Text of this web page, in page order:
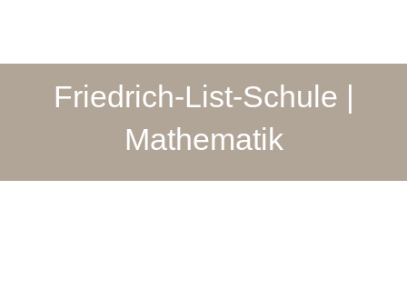
Friedrich-List-Schule |
Mathematik​